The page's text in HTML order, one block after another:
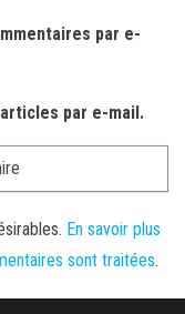
par e-
par e-mail.
En savoir plus
sont traitées.